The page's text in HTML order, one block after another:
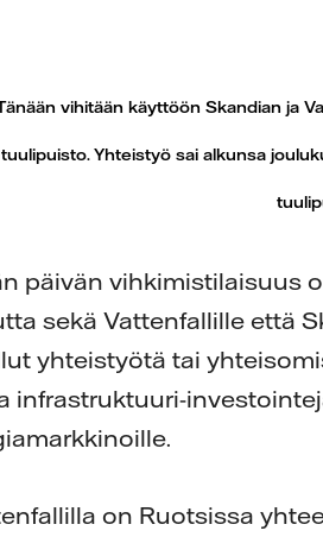
vihitään käyttöön Skandian ja
tuulipuisto. Yhteistyö sai alkunsa
päivän vihkimistilaisuus
sekä Vattenfallille että
yhteistyötä tai
infrastruktuuri-
on Ruotsissa